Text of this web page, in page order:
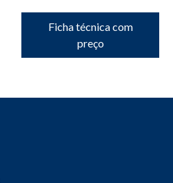
Ficha técnica com
preço